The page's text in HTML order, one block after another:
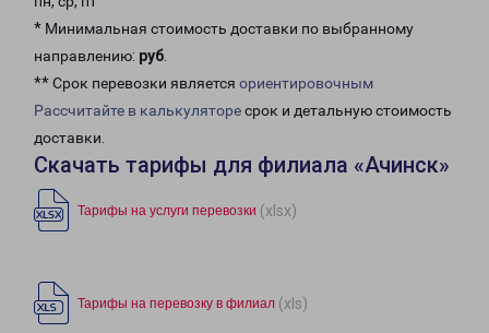
* Минимальная стоимость доставки по выбранному
направлению: руб.
** Срок перевозки является ориентировочным
Рассчитайте в калькуляторесрок и детальную стоимость
доставки.
Скачать тарифы для филиала «Ачинск»
Тарифы на услуги перевозки (xlsx)
Тарифы на перевозку в филиал (xls)